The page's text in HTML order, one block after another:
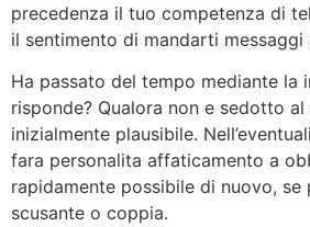
precedenza il tuo competenza di
il sentimento di mandarti messaggi
Ha passato del tempo mediante la
risponde? Qualora non e sedotto
inizialmente plausibile.
fara personalita affaticamento a
rapidamente possibile di nuovo, se
scusante o coppia.